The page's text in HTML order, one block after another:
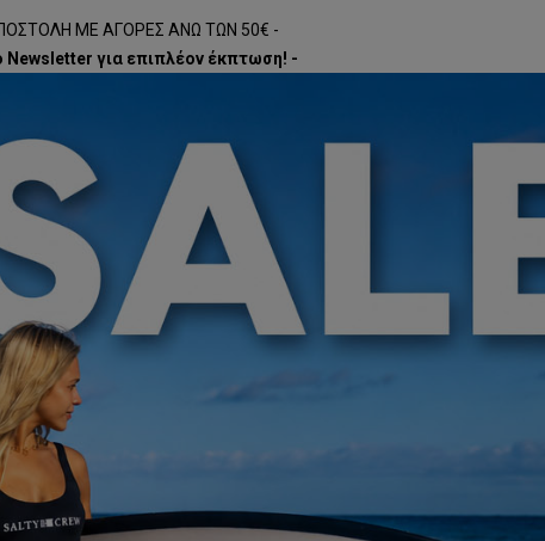
ΜΕ ΑΓΟΡΕΣ ΑΝΩ ΤΩΝ 50€ -
Newsletter για επιπλέον έκπτωση! -